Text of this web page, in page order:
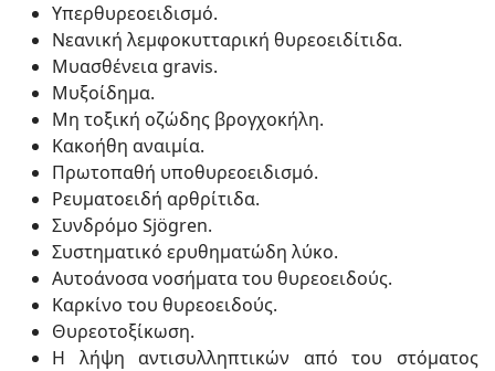
Υπερθυρεοειδισμό.
Νεανική λεμφοκυτταρική θυρεοειδίτιδα.
Μυασθένεια gravis.
Μυξοίδημα.
Μη τοξική οζώδης βρογχοκήλη.
Κακοήθη αναιμία.
Πρωτοπαθή υποθυρεοειδισμό.
Ρευματοειδή αρθρίτιδα.
Συνδρόμο Sjögren.
Συστηματικό ερυθηματώδη λύκο.
Αυτοάνοσα νοσήματα του θυρεοειδούς.
Καρκίνο του θυρεοειδούς.
Θυρεοτοξίκωση.
Η λήψη αντισυλληπτικών από του στόματος